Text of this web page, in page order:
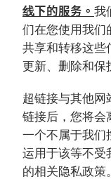
线下的服务。 我
们在您使用我们
共享和转移这些
更新、删除和保
超链接与其他网
链接后，您将会
一个不属于我们
运用于该等不受
的相关隐私政策。